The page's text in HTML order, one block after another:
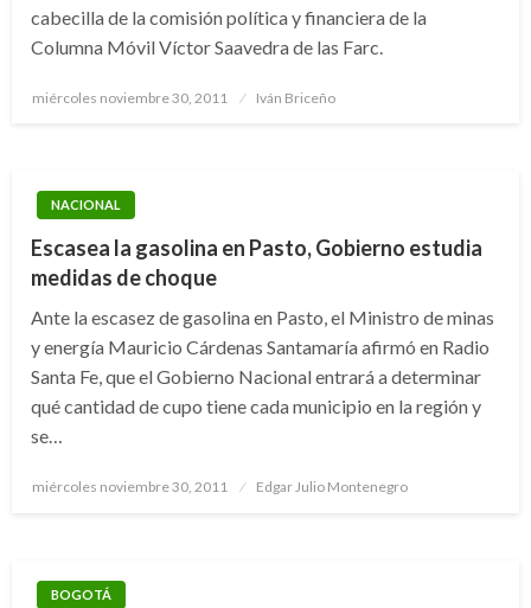
cabecilla de la comisión política y financiera de la
Columna Móvil Víctor Saavedra de las Farc.
Publicado
miércoles noviembre 30, 2011 Iván Briceño
NACIONAL
Escasea la gasolina en Pasto, Gobierno estudia
medidas de choque
Ante la escasez de gasolina en Pasto, el Ministro de minas
y energía Mauricio Cárdenas Santamaría afirmó en Radio
Santa Fe, que el Gobierno Nacional entrará a determinar
qué cantidad de cupo tiene cada municipio en la región y
se…
Publicado
miércoles noviembre 30, 2011 Edgar Julio Montenegro
BOGOTÁ